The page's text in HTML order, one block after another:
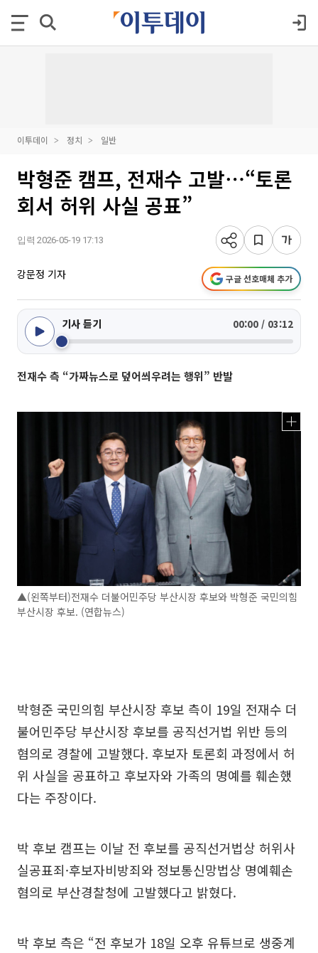
이투데이 정치 일반
박형준 캠프, 전재수 고발⋯“토론
회서 허위 사실 공표”
입력 2026-05-19 17:13
강문정 기자 구글 선호매체 추가
기사 듣기 00:00 / 03:12
전재수 측 “가짜뉴스로 덮어씌우려는 행위” 반발
▲(왼쪽부터)전재수 더불어민주당 부산시장 후보와 박형준 국민의힘
부산시장 후보. (연합뉴스)
박형준 국민의힘 부산시장 후보 측이 19일 전재수 더
불어민주당 부산시장 후보를 공직선거법 위반 등의
혐의로 경찰에 고발했다. 후보자 토론회 과정에서 허
위 사실을 공표하고 후보자와 가족의 명예를 훼손했
다는 주장이다.
박 후보 캠프는 이날 전 후보를 공직선거법상 허위사
실공표죄·후보자비방죄와 정보통신망법상 명예훼손
혐의로 부산경찰청에 고발했다고 밝혔다.
박 후보 측은 “전 후보가 18일 오후 유튜브로 생중계